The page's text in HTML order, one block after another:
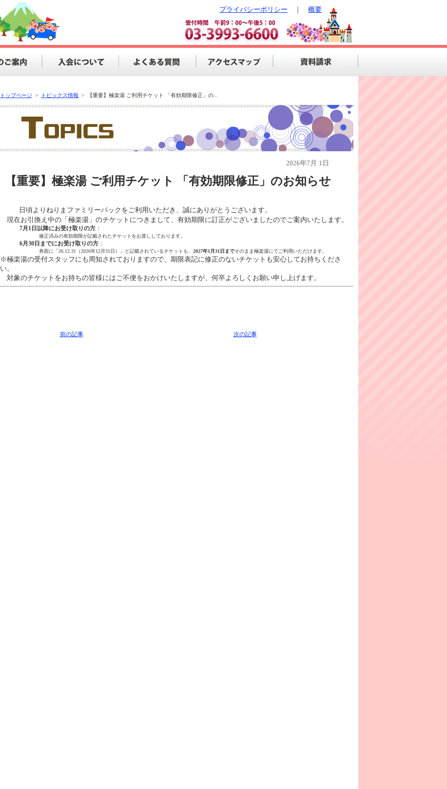
プライバシーポリシー 概要
トップページ > トピックス情報 > 【重要】極楽湯 ご利用チケット 「有効期限修正」の...
2026年7月 1日
【重要】極楽湯 ご利用チケット 「有効期限修正」のお知らせ
日頃よりねりまファミリーパックをご利用いただき、誠にありがとうございます。
現在お引換え中の「極楽湯」のチケットにつきまして、有効期限に訂正がございましたのでご案内いたします。
7月1日以降にお受け取りの方 ：
修正済みの有効期限が記載されたチケットをお渡ししております。
6月30日までにお受け取りの方 ：
券面に「26.12.31（2026年12月31日）」と記載されているチケットも、 2027年1月31日までそのまま極楽湯にてご利用いただけます。
※極楽湯の受付スタッフにも周知されておりますので、期限表記に修正のないチケットも安心してお持ちくださ
い。
対象のチケットをお持ちの皆様にはご不便をおかけいたしますが、何卒よろしくお願い申し上げます。
前の記事 次の記事